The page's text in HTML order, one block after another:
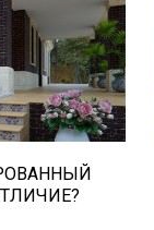
другие
для
зон...